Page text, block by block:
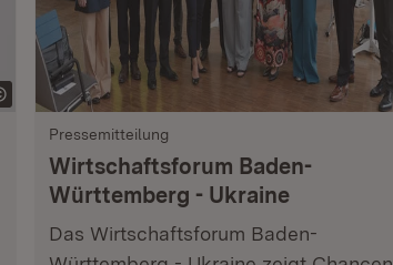
Pressemitteilung
Wirtschaftsforum Baden-
Württemberg - Ukraine
Das Wirtschaftsforum Baden-